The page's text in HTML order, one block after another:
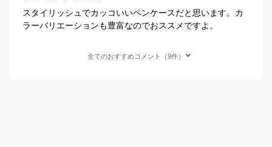
スタイリッシュでカッコいいペンケースだと思います。カ
ラーバリエーションも豊富なのでおススメですよ。
全てのおすすめコメント（9件）